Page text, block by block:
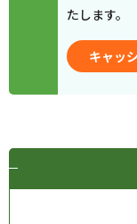
たします。
キャッ